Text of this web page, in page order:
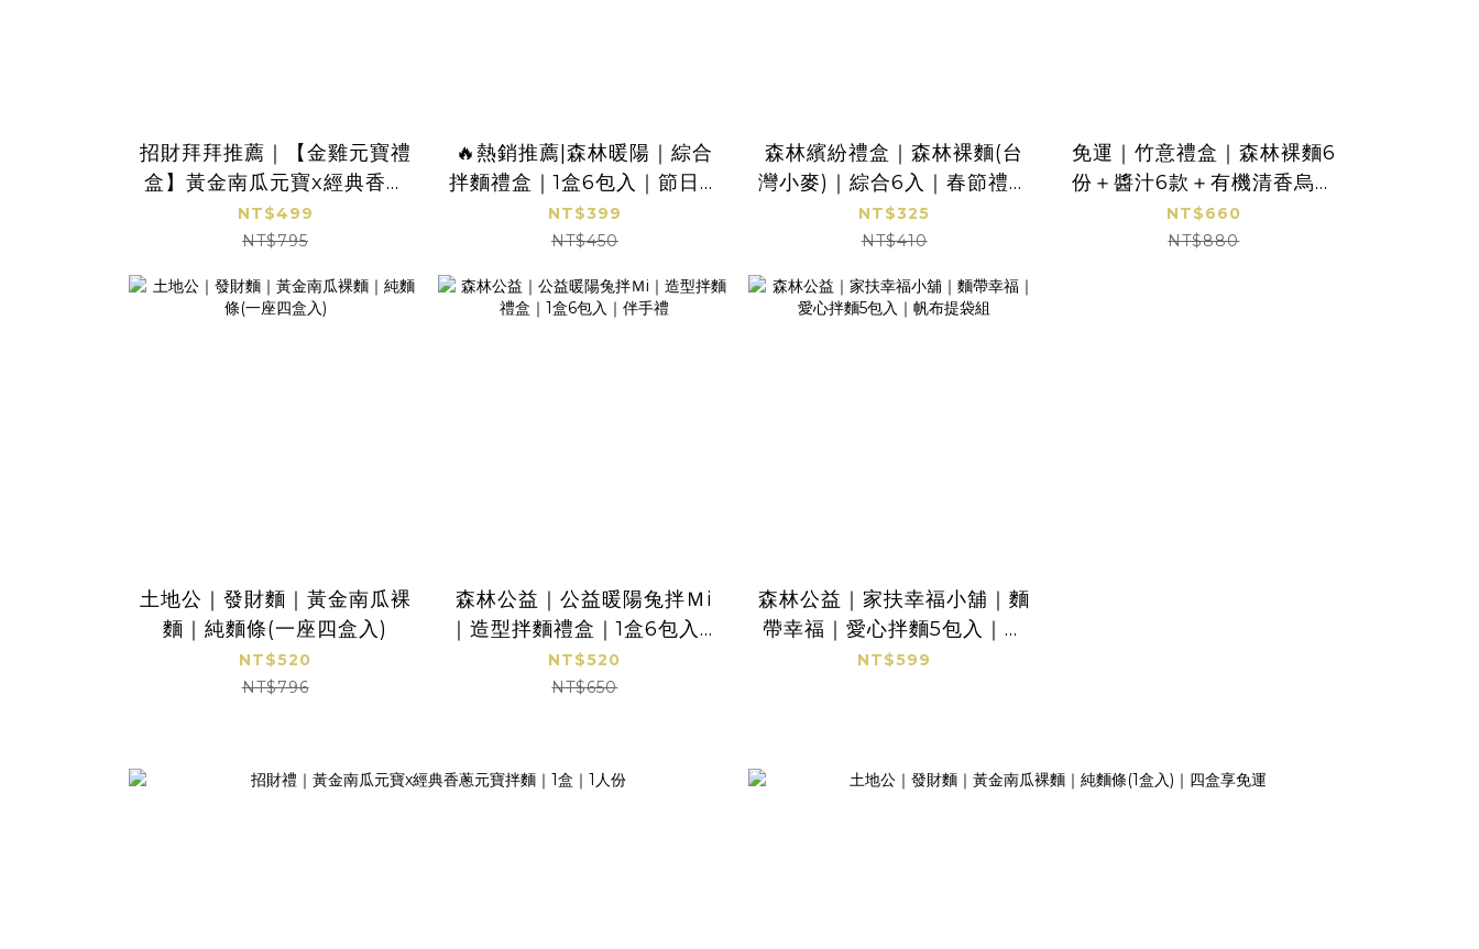
招財拜拜推薦｜【金雞元寶禮
盒】黃金南瓜元寶x經典香蔥
元寶拌麵｜1盒4入
NT$499
NT$795
🔥熱銷推薦|森林暖陽｜綜合
拌麵禮盒｜1盒6包入｜節日送
禮｜伴手禮
NT$399
NT$450
森林繽紛禮盒｜森林裸麵(台
灣小麥)｜綜合6入｜春節禮｜
伴手禮
NT$325
NT$410
免運｜竹意禮盒｜森林裸麵6
份＋醬汁6款＋有機清香烏龍
茶8包｜附品牌提袋、卡片
NT$660
NT$880
土地公｜發財麵｜黃金南瓜裸
麵｜純麵條(一座四盒入)
NT$520
NT$796
森林公益｜公益暖陽兔拌Ｍi
｜造型拌麵禮盒｜1盒6包入｜
伴手禮
NT$520
NT$650
森林公益｜家扶幸福小舖｜麵
帶幸福｜愛心拌麵5包入｜帆
布提袋組
NT$599